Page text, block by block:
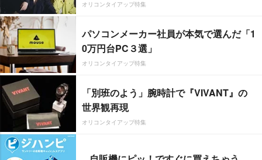
オリコンタイアップ特集
パソコンメーカー社員が本気で選んだ「1
0万円台PC３選」
オリコンタイアップ特集
「別班のよう」腕時計で『VIVANT』の
世界観再現
オリコンタイアップ特集